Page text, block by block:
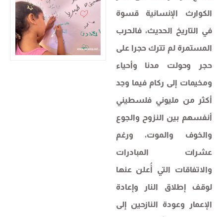
الكوارث الإنسانية قسوة
في التاريخ الحديث، فالحرب
المستمرة لم تترك حجرا على
حجر وحولت مدنا وأحياء
ومخيمات إلى ركام فيما وجد
أكثر من مليوني فلسطيني
أنفسهم بين النزوح والجوع
والخوف والموت، ورغم
عشرات المبادرات
والاتفاقات التي أُعلن عنها
لوقف إطلاق النار وإعادة
الإعمار وعودة النازحين إلى